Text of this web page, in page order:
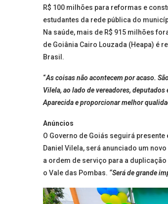
R$ 100 milhões para reformas e
estudantes da rede pública do
Na saúde, mais de R$ 915 milhões
de Goiânia Cairo Louzada (Heapa) é
Brasil.
“As coisas não acontecem por acaso.
Vilela, ao lado de vereadores,
Aparecida e proporcionar melhor
Anúncios
O Governo de Goiás seguirá
Daniel Vilela, será anunciado um
a ordem de serviço para a
o Vale das Pombas. “Será de grande